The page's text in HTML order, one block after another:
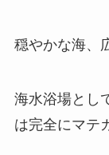
穏やかな海、
海水浴場とし
は完全にマテ